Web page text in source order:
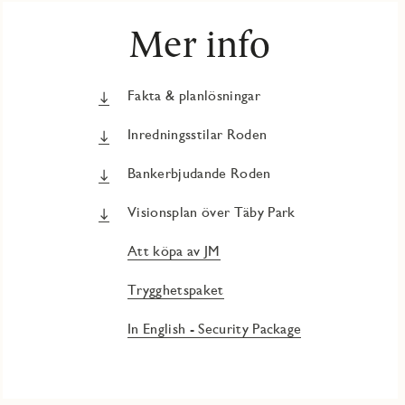
Mer info
Fakta & planlösningar
Inredningsstilar Roden
Bankerbjudande Roden
Visionsplan över Täby Park
Att köpa av JM
Trygghetspaket
In English - Security Package